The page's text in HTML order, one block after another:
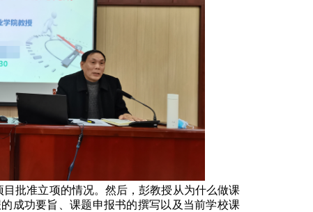
批准立项的情况。然后，彭教授从为什么做课
成功要旨、课题申报书的撰写以及当前学校课